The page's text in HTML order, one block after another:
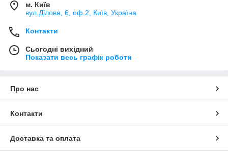
м. Київ
вул.Ділова, 6, оф.2, Київ, Україна
Контакти
Сьогодні вихідний
Показати весь графік роботи
Про нас
Контакти
Доставка та оплата